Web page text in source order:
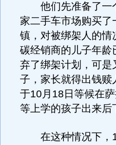
他们先准备了一
家二手车市场购买
镇，对被绑架人的
碳经销商的儿子年
弃了绑架计划，可是
子，家长就得出钱赎
于10月18日等候在
等上学的孩子出来后
在这种情况下，